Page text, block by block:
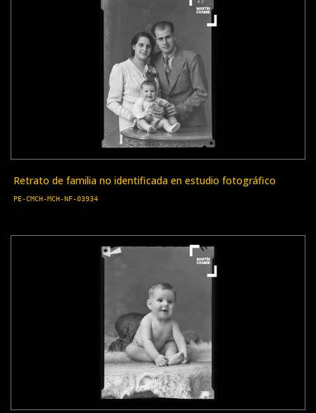
Retrato de familia no identificada en estudio fotográfico
PE-CMCH-MCH-NF-03934